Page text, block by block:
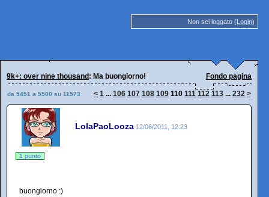
Non sei loggato (Login)
9k+: over nine thousand : Ma buongiorno! Fondo pagina
da 5451 a 5500 su 11573 < 1 ... 106 107 108 109 110 111 112 113 ... 232 >
LolaPaoLooza 12/06/2011, 12:23
1 punto
buongiorno :)